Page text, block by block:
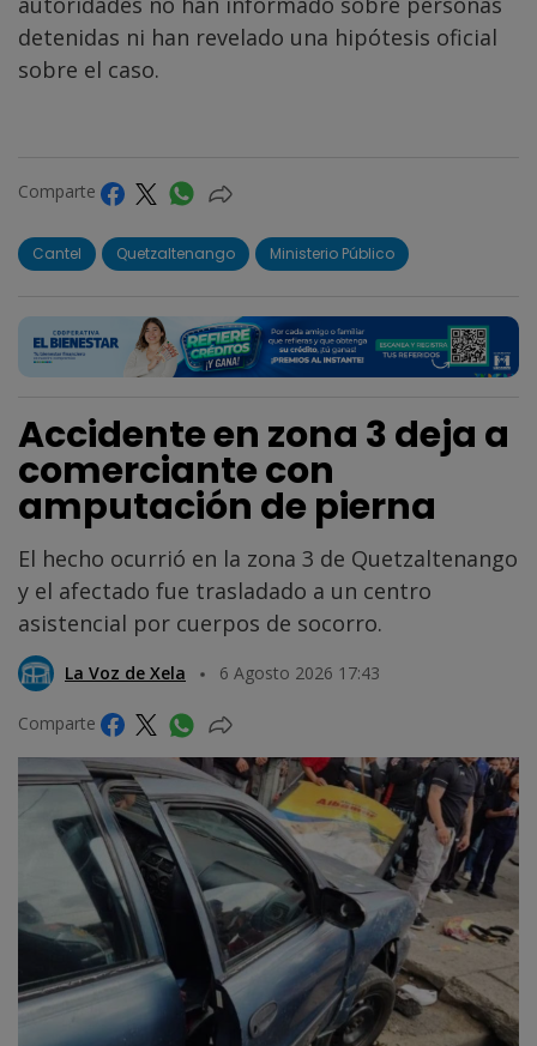
detenidas ni han revelado una hipótesis oficial
sobre el caso.
Comparte
Cantel Quetzaltenango Ministerio Público
Accidente en zona 3 deja a
comerciante con
amputación de pierna
El hecho ocurrió en la zona 3 de Quetzaltenango
y el afectado fue trasladado a un centro
asistencial por cuerpos de socorro.
La Voz de Xela 6 Agosto 2026 17:43
Comparte